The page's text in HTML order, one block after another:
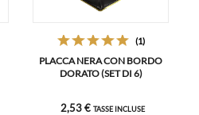
(1)
PLACCA NERA CON BORDO
DORATO (SET DI 6)
2,53 € TASSE INCLUSE